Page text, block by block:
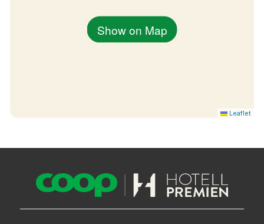
Show on Map
Leaflet